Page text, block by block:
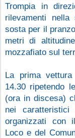
Trompia in
rilevamenti
sosta per il
metri di
mozzafiato sul
La prima
14.30 ripetendo
(ora in discesa)
nei
organizzati con
Loco e del